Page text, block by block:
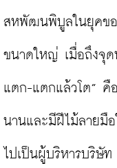
สหพัฒนพิบูลในยุคขอ
ขนาดใหญ่ เมื่อถึงจุด
แตก-แตกแล้วโต” คื
นานและมีฝีไม้ลายมือ
ไปเป็นผู้บริหารบริษั